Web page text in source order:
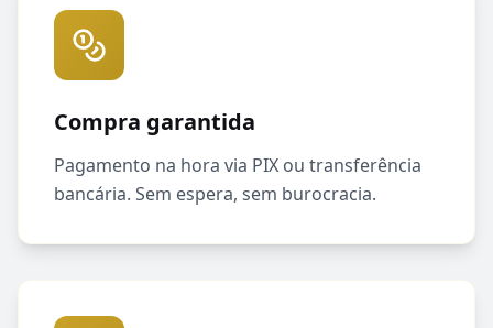
Compra garantida
Pagamento na hora via PIX ou transferência
bancária. Sem espera, sem burocracia.